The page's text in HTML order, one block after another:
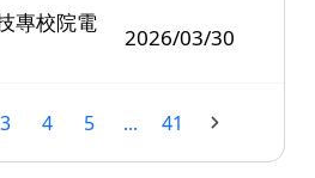
專校院電
2026/03/30
3 4 5 ... 41